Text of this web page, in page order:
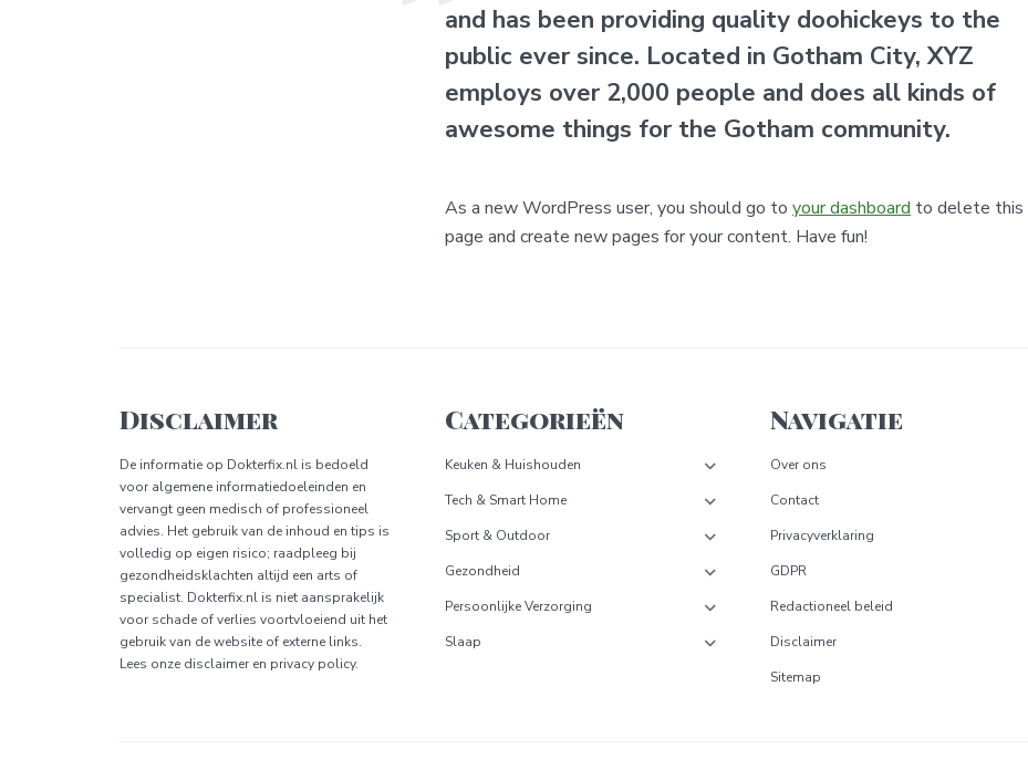
and has been providing quality doohickeys to the
public ever since. Located in Gotham City, XYZ
employs over 2,000 people and does all kinds of
awesome things for the Gotham community.
As a new WordPress user, you should go to your dashboard to delete this
page and create new pages for your content. Have fun!
Disclaimer
De informatie op Dokterfix.nl is bedoeld
voor algemene informatiedoeleinden en
vervangt geen medisch of professioneel
advies. Het gebruik van de inhoud en tips is
volledig op eigen risico; raadpleeg bij
gezondheidsklachten altijd een arts of
specialist. Dokterfix.nl is niet aansprakelijk
voor schade of verlies voortvloeiend uit het
gebruik van de website of externe links.
Lees onze disclaimer en privacy policy.
Categorieën
Keuken & Huishouden
Tech & Smart Home
Sport & Outdoor
Gezondheid
Persoonlijke Verzorging
Slaap
Navigatie
Over ons
Contact
Privacyverklaring
GDPR
Redactioneel beleid
Disclaimer
Sitemap